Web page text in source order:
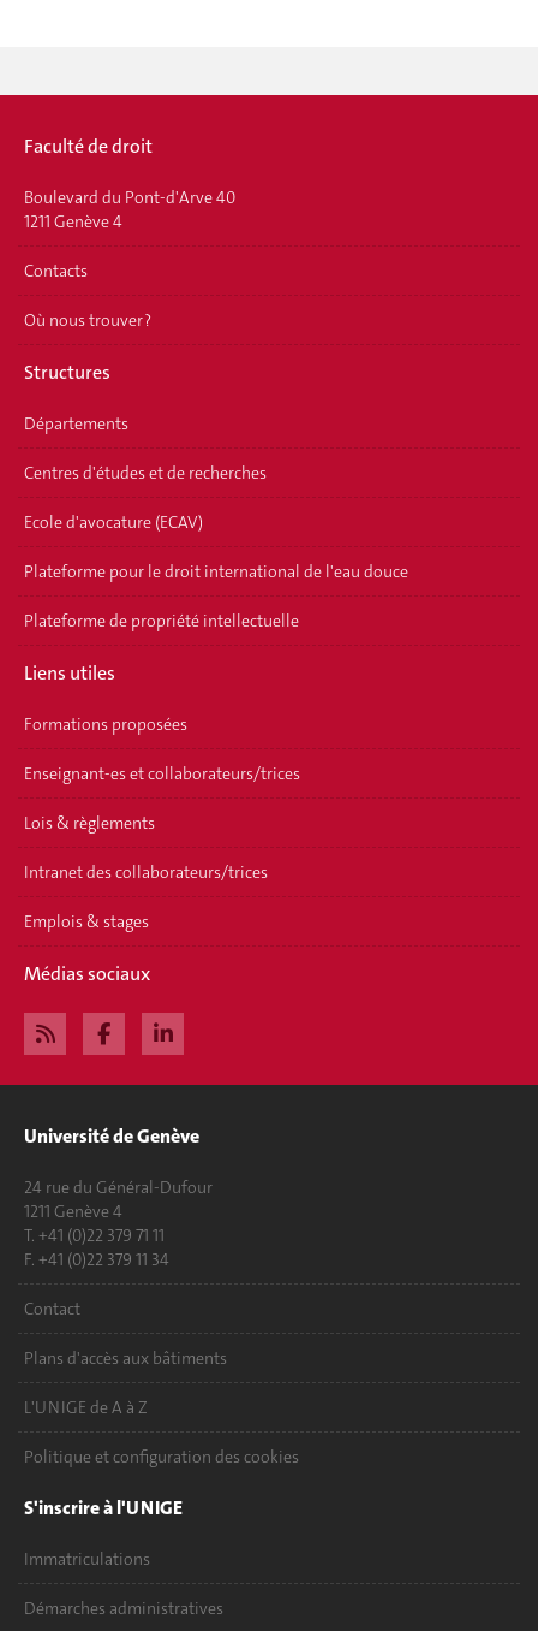
Faculté de droit
Boulevard du Pont-d'Arve 40
1211 Genève 4
Contacts
Où nous trouver ?
Structures
Départements
Centres d'études et de recherches
Ecole d'avocature (ECAV)
Plateforme pour le droit international de l'eau douce
Plateforme de propriété intellectuelle
Liens utiles
Formations proposées
Enseignant-es et collaborateurs/trices
Lois & règlements
Intranet des collaborateurs/trices
Emplois & stages
Médias sociaux
Université de Genève
24 rue du Général-Dufour
1211 Genève 4
T. +41 (0)22 379 71 11
F. +41 (0)22 379 11 34
Contact
Plans d'accès aux bâtiments
L'UNIGE de A à Z
Politique et configuration des cookies
S'inscrire à l'UNIGE
Immatriculations
Démarches administratives